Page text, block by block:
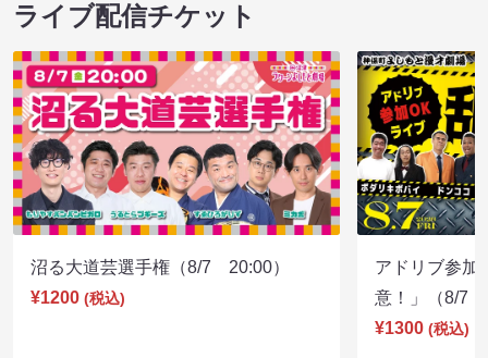
ライブ配信チケット
沼る大道芸選手権（8/7 20:00）
¥1200 (税込)
アドリブ参加
意！」（8/7
¥1300 (税込)